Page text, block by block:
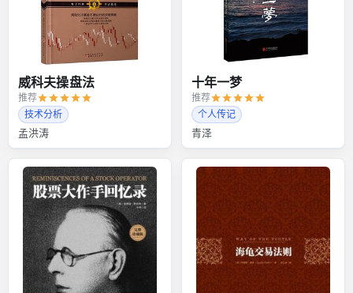
威科夫操盘法
推荐
技术分析
孟洪涛
十年一梦
推荐
个人传记
青泽